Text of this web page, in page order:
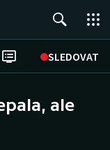
SLEDOVAT
ale